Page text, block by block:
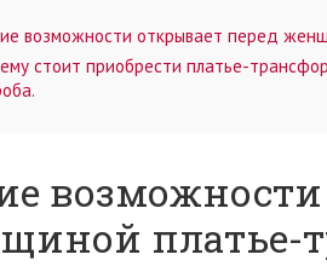
возможности открывает перед
стоит приобрести платье-
платье-